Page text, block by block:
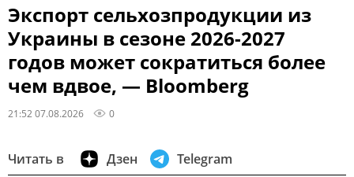
Экспорт сельхозпродукции из
Украины в сезоне 2026-2027
годов может сократиться более
чем вдвое, — Bloomberg
21:52 07.08.2026 0
Читать в Дзен Telegram